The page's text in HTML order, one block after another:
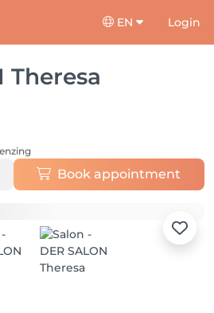
EN Login
Theresa
Book appointment